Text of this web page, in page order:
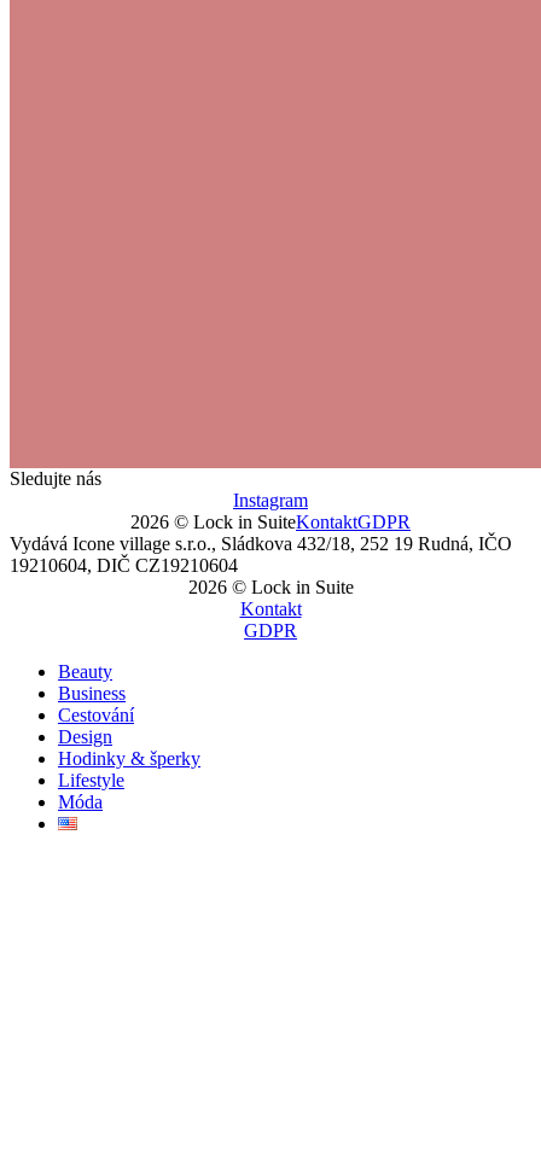
Sledujte nás
Instagram
2026 © Lock in SuiteKontaktGDPR
Vydává Icone village s.r.o., Sládkova 432/18, 252 19 Rudná, IČO
19210604, DIČ CZ19210604
2026 © Lock in Suite
Kontakt
GDPR
Beauty
Business
Cestování
Design
Hodinky & šperky
Lifestyle
Móda